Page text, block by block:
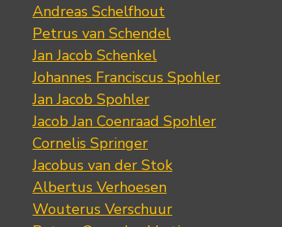
Andreas Schelfhout
Petrus van Schendel
Jan Jacob Schenkel
Johannes Franciscus Spohler
Jan Jacob Spohler
Jacob Jan Coenraad Spohler
Cornelis Springer
Jacobus van der Stok
Albertus Verhoesen
Wouterus Verschuur